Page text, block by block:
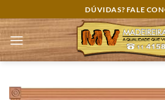
to
content
DÚVIDAS? FALE